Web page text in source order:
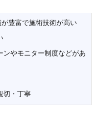
豊富で施術技術が高い
ンやモニター制度などがあ
切・丁寧